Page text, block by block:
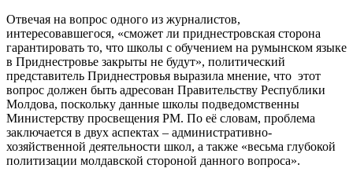
Отвечая на вопрос одного из журналистов,
интересовавшегося, «сможет ли приднестровская сторона
гарантировать то, что школы с обучением на румынском языке
в Приднестровье закрыты не будут», политический
представитель Приднестровья выразила мнение, что этот
вопрос должен быть адресован Правительству Республики
Молдова, поскольку данные школы подведомственны
Министерству просвещения РМ. По её словам, проблема
заключается в двух аспектах – административно-
хозяйственной деятельности школ, а также «весьма глубокой
политизации молдавской стороной данного вопроса».